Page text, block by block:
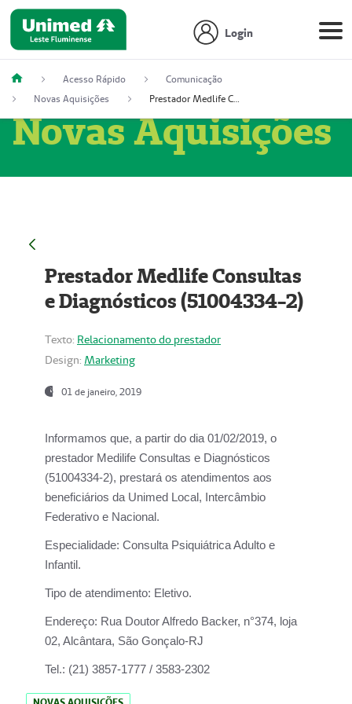
Login
Acesso Rápido
Comunicação
Novas Aquisições
Prestador Medlife Consultas e Diagnósticos (51004334-2)
Novas Aquisições
Prestador Medlife Consultas
e Diagnósticos (51004334-2)
Texto: Relacionamento do prestador
Design: Marketing
01 de janeiro, 2019
Informamos que, a partir do dia 01/02/2019, o
prestador Medilife Consultas e Diagnósticos
(51004334-2), prestará os atendimentos aos
beneficiários da Unimed Local, Intercâmbio
Federativo e Nacional.
Especialidade: Consulta Psiquiátrica Adulto e
Infantil.
Tipo de atendimento: Eletivo.
Endereço: Rua Doutor Alfredo Backer, n°374, loja
02, Alcântara, São Gonçalo-RJ
Tel.: (21) 3857-1777 / 3583-2302